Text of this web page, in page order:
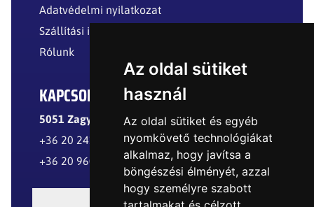
Az oldal sütiket
használ
Az oldal sütiket és egyéb
nyomkövető technológiákat
alkalmaz, hogy javítsa a
böngészési élményét, azzal
hogy személyre szabott
Adatvédelmi nyilatkozat
Szállítási információk
Rólunk
KAPCSOLAT
5051 Zagyvarékas, Külterület
+36 20 241 8299
+36 20 960 8977